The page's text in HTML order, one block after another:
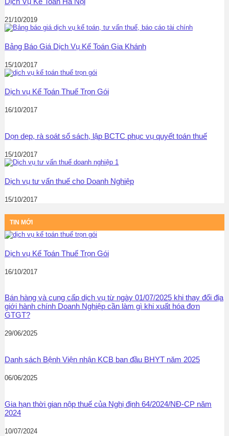
21/10/2019
Bảng Báo Giá Dịch Vụ Kế Toán Gia Khánh
15/10/2017
Dịch vụ Kế Toán Thuế Trọn Gói
16/10/2017
Dọn dẹp, rà soát sổ sách, lập BCTC phục vụ quyết toán thuế
15/10/2017
Dịch vụ tư vấn thuế cho Doanh Nghiệp
15/10/2017
TIN MỚI
Dịch vụ Kế Toán Thuế Trọn Gói
16/10/2017
Bán hàng và cung cấp dịch vụ từ ngày 01/07/2025 khi thay đổi địa
giới hành chính Doanh Nghiệp cần làm gì khi xuất hóa đơn
GTGT?
29/06/2025
Danh sách Bệnh Viện nhận KCB ban đầu BHYT năm 2025
06/06/2025
Gia hạn thời gian nộp thuế của Nghị định 64/2024/NĐ-CP năm
2024
10/07/2024